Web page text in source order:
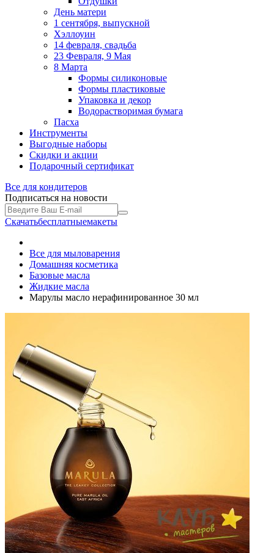
День матери
1 сентября, выпускной
Хэллоуин
14 февраля, свадьба
23 Февраля, 9 Мая
8 Марта
Формы силиконовые
Формы пластиковые
Упаковка и декор
Водорастворимая бумага
Пасха
Инструменты
Выгодные наборы
Скидки и акции
Подарочный сертификат
Все для кондитеров
Подписаться на новости
Скачатьбесплатныемакеты
Все для мыловарения
Домашняя косметика
Базовые масла
Жидкие масла
Марулы масло нерафинированное 30 мл